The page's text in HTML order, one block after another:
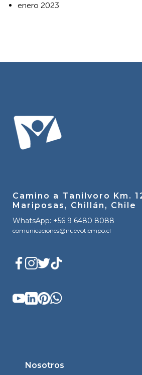
enero 2023
Camino a Tanilvoro Km.
Mariposas, Chillán, Chile
WhatsApp: +56 9 6480 8088
comunicaciones@nuevotiempo.cl
Nosotros